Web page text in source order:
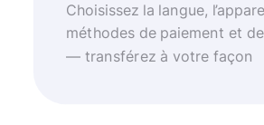
Choisissez la langue,
méthodes de paiement et
— transférez à votre façon